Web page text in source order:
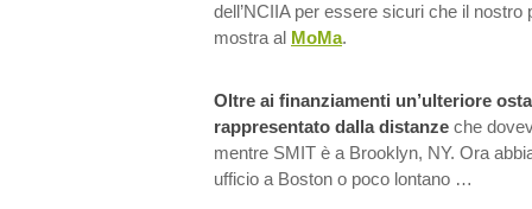
dell’NCIIA per essere sicuri che il nostro
mostra al
MoMa.
Oltre ai finanziamenti un’ulteriore
rappresentato dalla distanze che
mentre SMIT è a Brooklyn, NY. Ora
ufficio a Boston o poco lontano …